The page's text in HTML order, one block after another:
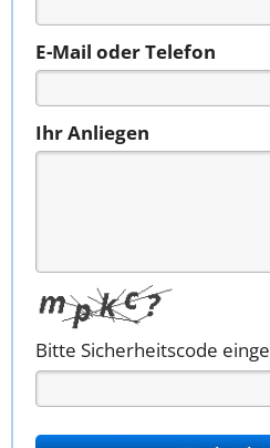
E-Mail oder Telefon
Ihr Anliegen
Bitte Sicherheitscode